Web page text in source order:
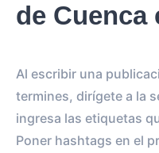
de Cuenca
Al escribir una
termines, dirígete a la
ingresa las etiquetas
Poner hashtags en el